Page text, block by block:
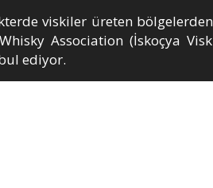
viskiler üreten
Association (İskoçya
ediyor.